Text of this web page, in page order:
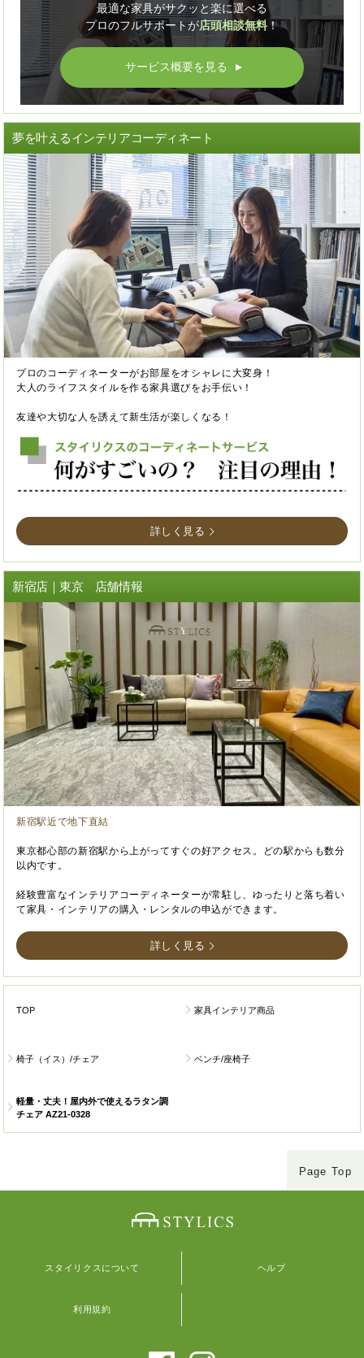
最適な家具がサクッと楽に選べる
プロのフルサポートが店頭相談無料！
サービス概要を見る ▲
夢を叶えるインテリアコーディネート
プロのコーディネーターがお部屋をオシャレに大変身！
大人のライフスタイルを作る家具選びをお手伝い！
友達や大切な人を誘えて新生活が楽しくなる！
詳しく見る
新宿店｜東京 店舗情報
新宿駅近で地下直結
東京都心部の新宿駅から上がってすぐの好アクセス。どの駅からも数分
以内です。
経験豊富なインテリアコーディネーターが常駐し、ゆったりと落ち着い
て家具・インテリアの購入・レンタルの申込ができます。
詳しく見る
TOP 家具インテリア商品
椅子（イス）/チェア ベンチ/座椅子
軽量・丈夫！屋内外で使えるラタン調
チェア AZ21-0328
Page Top
スタイリクスについて ヘルプ
利用規約